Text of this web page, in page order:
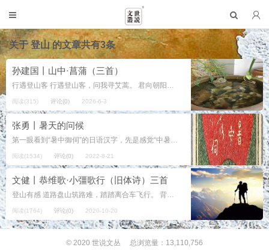
关于登山的文章共有3条
孙建国丨山中·菖蒲（三首）
行遇登山客 行遇登山客，问我寻艾蒿。 君向朝阳处，茵陈二尺高。 寻菖蒲 幽幽山坳处，寂寂溪水...
阅读(315) 评论(0) 2026-6-3
张勇丨暑天的问候
第一眼看到“暑中御伺”的日语汉字，先是感觉“中暑”二字刺激到神经系统。壬寅之夏，想象不到的酷暑热浪，外加细风急雨，想必会给每个人留下难忘的印记。 “暑中御伺”四字，是在以富士山为图的扇面之上，传...
阅读(1534) 评论(0) 2022-8-21
文健丨恭维歌·小彊歌行（旧体诗）三首
登山有感 道路盘山筑路难，踏踏离合车飞行。 背信轻易不免唾，移山艰难易大名。 石榴裙轻英雄死，涅磐火大佛祖生。 大功难成容易享，容易难成大事情。 恭维歌 君不知自古恭维讲方法，直接间接和谩骂， 直接恭维太肉麻，间接...
阅读(1764) 评论(0) 2020-10-20
© 2020 世说文丛 总浏览量：13,110,756